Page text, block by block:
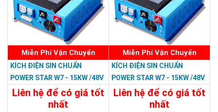
Miễn Phí Vận Chuyển
KÍCH ĐIỆN SIN CHUẨN
POWER STAR W7 - 15KW /48V
LCD
Liên hệ để có giá tốt
nhất
Miễn Phí Vận Chuyển
KÍCH ĐIỆN SIN CHUẨN
POWER STAR W7 - 15KW /48V
Liên hệ để có giá tốt
nhất